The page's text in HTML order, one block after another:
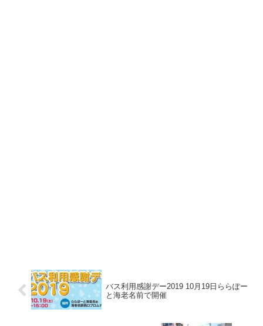
バス利用感謝デー2019 10月19日ららぽー
と海老名前で開催